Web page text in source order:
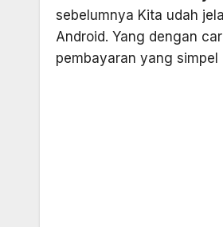
sebelumnya Kita udah
Android. Yang dengan
pembayaran yang